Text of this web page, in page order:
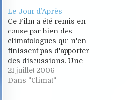
Le Jour d’Après
Ce Film a été remis en
cause par bien des
climatologues qui n'en
finissent pas d'apporter
des discussions. Une
fixation sur le côté
catastrophique
21 juillet 2006
Dans "Climat"